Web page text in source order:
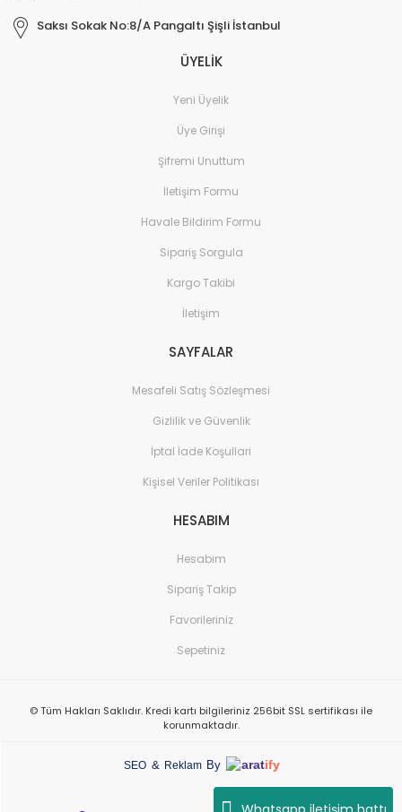
Saksı Sokak No:8/A Pangaltı Şişli İstanbul
ÜYELİK
Yeni Üyelik
Üye Girişi
Şifremi Unuttum
İletişim Formu
Havale Bildirim Formu
Sipariş Sorgula
Kargo Takibi
İletişim
SAYFALAR
Mesafeli Satış Sözleşmesi
Gizlilik ve Güvenlik
İptal İade Koşullari
Kişisel Veriler Politikası
HESABIM
Hesabım
Sipariş Takip
Favorileriniz
Sepetiniz
© Tüm Hakları Saklıdır. Kredi kartı bilgileriniz 256bit SSL sertifikası ile
korunmaktadır.
SEO & Reklam By aratify